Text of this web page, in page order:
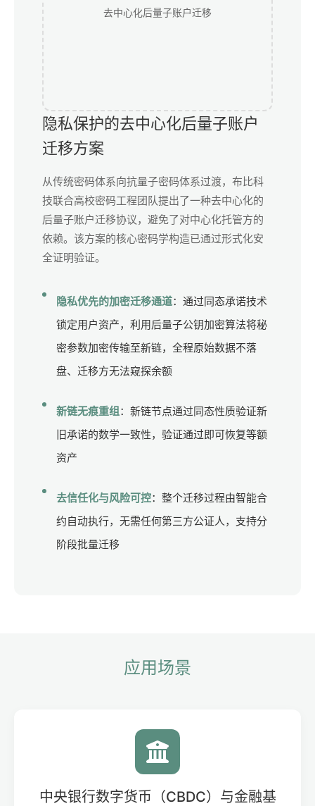
去中心化后量子账户迁移
隐私保护的去中心化后量子账户
迁移方案
从传统密码体系向抗量子密码体系过渡，布比科
技联合高校密码工程团队提出了一种去中心化的
后量子账户迁移协议，避免了对中心化托管方的
依赖。该方案的核心密码学构造已通过形式化安
全证明验证。
隐私优先的加密迁移通道：通过同态承诺技术
锁定用户资产，利用后量子公钥加密算法将秘
密参数加密传输至新链，全程原始数据不落
盘、迁移方无法窥探余额
新链无痕重组：新链节点通过同态性质验证新
旧承诺的数学一致性，验证通过即可恢复等额
资产
去信任化与风险可控：整个迁移过程由智能合
约自动执行，无需任何第三方公证人，支持分
阶段批量迁移
应用场景
中央银行数字货币（CBDC）与金融基